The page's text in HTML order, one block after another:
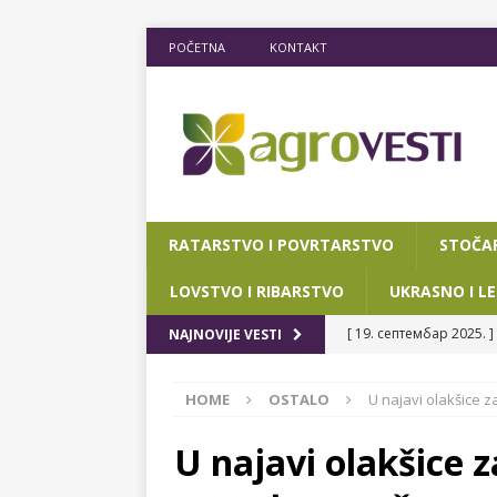
POČETNA KONTAKT
RATARSTVO I POVRTARSTVO
LOVSTVO I RIBARSTVO UKRASNO I
NAJNOVIJE VESTI [ 19. септембар 2025. ]
[ 15. мај 2025. ] JOŠ
[ 12. март 2025. ]
POKRAJINSKOG
HOME OSTALO U najavi olakšice
U najavi olakšice